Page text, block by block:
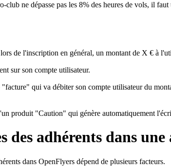
ne dépasse pas les 8% des heures de vols, il
de l'inscription en général, un montant de X € à
sur son compte utilisateur.
qui va débiter son compte utilisateur du
produit "Caution" qui génère automatiquement
des adhérents dans une
dans OpenFlyers dépend de plusieurs facteurs.